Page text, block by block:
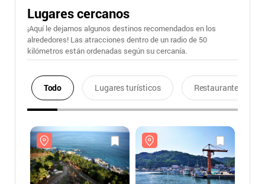
Lugares cercanos
¡Aquí le dejamos algunos destinos recomendados en los
alrededores! Las atracciones dentro de un radio de 50
kilómetros están ordenadas según su cercanía.
Todo Lugares turísticos Restaurantes